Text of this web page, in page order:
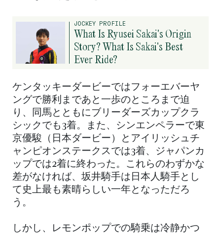
JOCKEY PROFILE
What Is Ryusei Sakai's Origin
Story? What Is Sakai's Best
Ever Ride?
ケンタッキーダービーではフォーエバーヤ
ングで勝利まであと一歩のところまで迫
り、同馬とともにブリーダーズカップクラ
シックでも3着。また、シンエンペラーで東
京優駿（日本ダービー）とアイリッシュチ
ャンピオンステークスでは3着、ジャパンカ
ップでは2着に終わった。これらのわずかな
差がなければ、坂井騎手は日本人騎手とし
て史上最も素晴らしい一年となっただろ
う。
しかし、レモンポップでの騎乗は冷静かつ